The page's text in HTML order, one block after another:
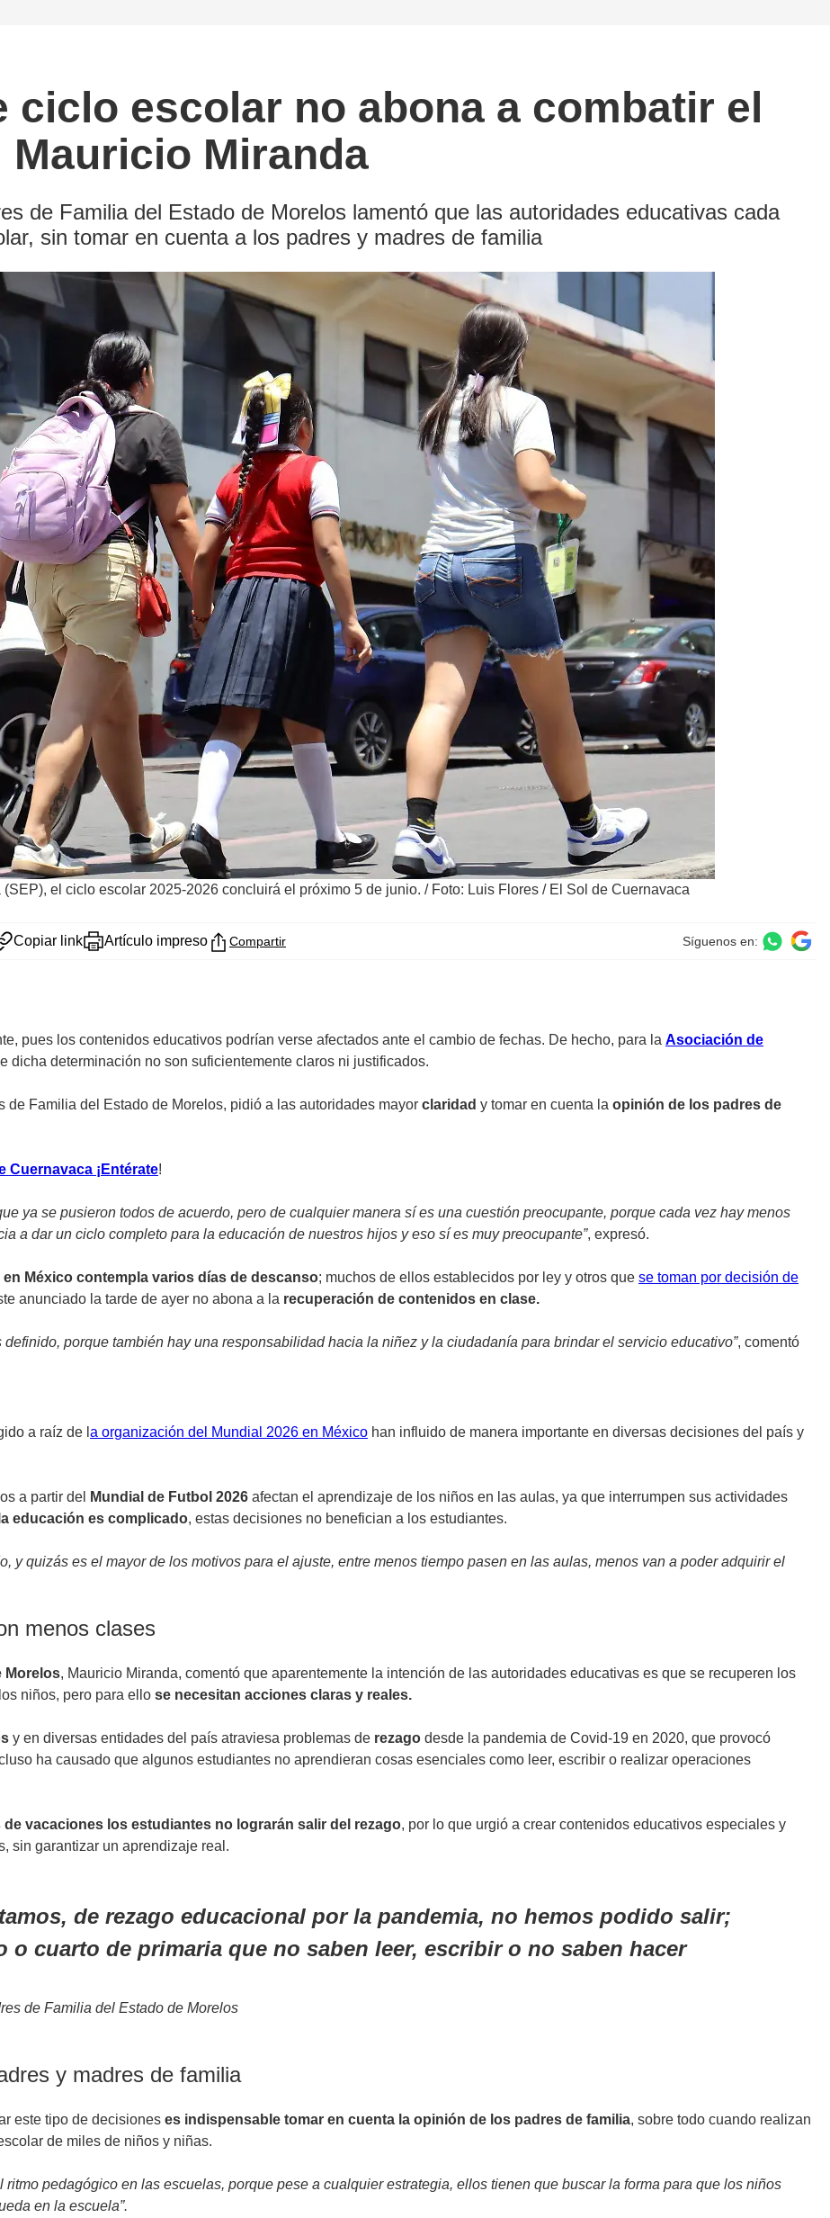
ciclo escolar no abona a combatir el
Miranda
de Familia del Estado de Morelos lamentó que las autoridades educativas cada
sin tomar en cuenta a los padres y madres de familia
el ciclo escolar 2025-2026 concluirá el próximo 5 de junio. / Foto: Luis Flores / El Sol de Cuernavaca
Copiar link Artículo impreso Compartir Síguenos en:
pues los contenidos educativos podrían verse afectados ante el cambio de fechas. De hecho, para la Asociación de
dicha determinación no son suficientemente claros ni justificados.
de Familia del Estado de Morelos, pidió a las autoridades mayor claridad y tomar en cuenta la opinión de los padres de
Cuernavaca ¡Entérate!
ya se pusieron todos de acuerdo, pero de cualquier manera sí es una cuestión preocupante, porque cada vez hay menos
a dar un ciclo completo para la educación de nuestros hijos y eso sí es muy preocupante”, expresó.
México contempla varios días de descanso; muchos de ellos establecidos por ley y otros que se toman por decisión de
anunciado la tarde de ayer no abona a la recuperación de contenidos en clase.
porque también hay una responsabilidad hacia la niñez y la ciudadanía para brindar el servicio educativo”, comentó
a raíz de l a organización del Mundial 2026 en México han influido de manera importante en diversas decisiones del país y
a partir del Mundial de Futbol 2026 afectan el aprendizaje de los niños en las aulas, ya que interrumpen sus actividades
educación es complicado, estas decisiones no benefician a los estudiantes.
y quizás es el mayor de los motivos para el ajuste, entre menos tiempo pasen en las aulas, menos van a poder adquirir el
menos clases
Morelos, Mauricio Miranda, comentó que aparentemente la intención de las autoridades educativas es que se recuperen los
niños, pero para ello se necesitan acciones claras y reales.
y en diversas entidades del país atraviesa problemas de rezago desde la pandemia de Covid-19 en 2020, que provocó
ha causado que algunos estudiantes no aprendieran cosas esenciales como leer, escribir o realizar operaciones
vacaciones los estudiantes no lograrán salir del rezago, por lo que urgió a crear contenidos educativos especiales y
sin garantizar un aprendizaje real.
de rezago educacional por la pandemia, no hemos podido salir;
o cuarto de primaria que no saben leer, escribir o no saben hacer
de Familia del Estado de Morelos
y madres de familia
este tipo de decisiones es indispensable tomar en cuenta la opinión de los padres de familia, sobre todo cuando realizan
de miles de niños y niñas.
ritmo pedagógico en las escuelas, porque pese a cualquier estrategia, ellos tienen que buscar la forma para que los niños
en la escuela”.